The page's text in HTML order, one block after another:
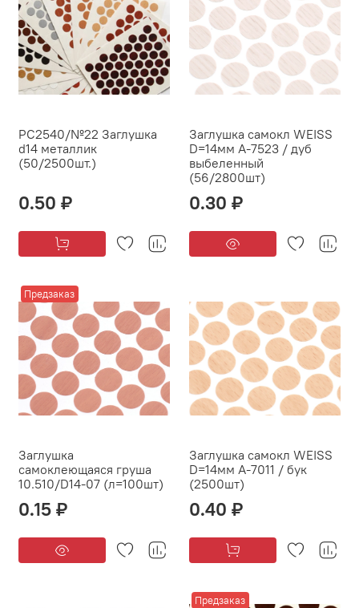
PC2540/№22 Заглушка
d14 металлик
(50/2500шт.)
0.50 ₽
Заглушка самокл WEISS
D=14мм А-7523 / дуб
выбеленный
(56/2800шт)
0.30 ₽
Предзаказ
Заглушка
самоклеющаяся груша
10.510/D14-07 (л=100шт)
0.15 ₽
Заглушка самокл WEISS
D=14мм А-7011 / бук
(2500шт)
0.40 ₽
Предзаказ